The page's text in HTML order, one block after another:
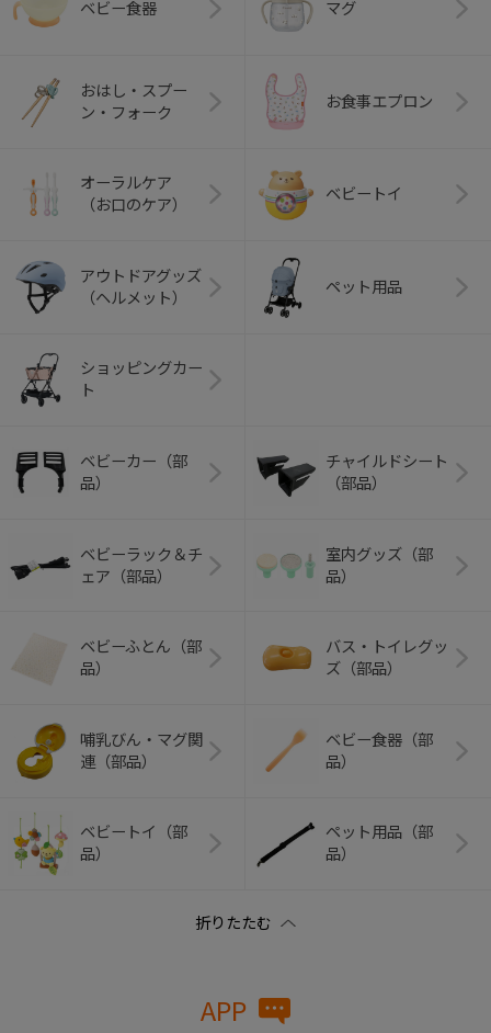
ベビー食器 マグ
おはし・スプー
ン・フォーク
お食事エプロン
オーラルケア
（お口のケア）
ベビートイ
アウトドアグッズ
（ヘルメット）
ペット用品
ショッピングカー
ト
ベビーカー（部
品）
チャイルドシート
（部品）
ベビーラック＆チ
ェア（部品）
室内グッズ（部
品）
ベビーふとん（部
品）
バス・トイレグッ
ズ（部品）
哺乳びん・マグ関
連（部品）
ベビー食器（部
品）
ベビートイ（部
品）
ペット用品（部
品）
APP